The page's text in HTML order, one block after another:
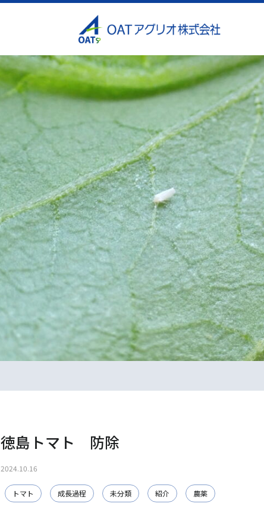
徳島トマト 防除
2024.10.16
トマト 成長過程 未分類 紹介 農薬